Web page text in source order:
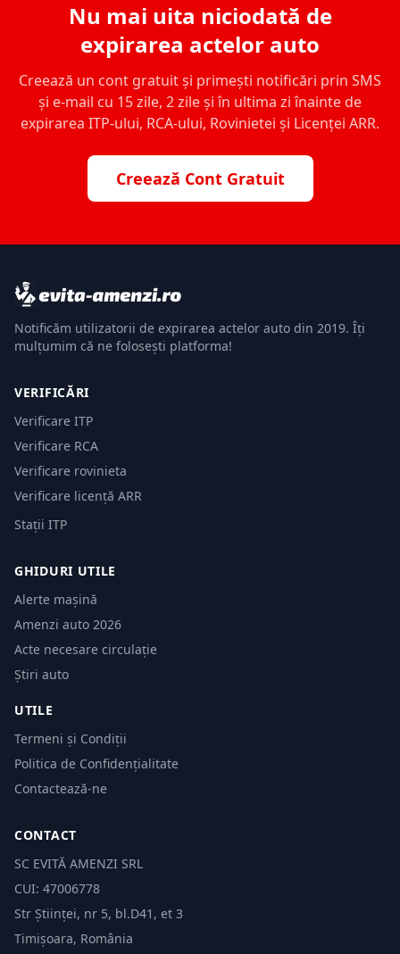
Nu mai uita niciodată de
expirarea actelor auto
Creează un cont gratuit și primești notificări prin SMS
și e-mail cu 15 zile, 2 zile și în ultima zi înainte de
expirarea ITP-ului, RCA-ului, Rovinietei și Licenței ARR.
Creează Cont Gratuit
Notificăm utilizatorii de expirarea actelor auto din 2019. Îți
mulțumim că ne folosești platforma!
VERIFICĂRI
Verificare ITP
Verificare RCA
Verificare rovinieta
Verificare licență ARR
Stații ITP
GHIDURI UTILE
Alerte mașină
Amenzi auto 2026
Acte necesare circulație
Știri auto
UTILE
Termeni și Condiții
Politica de Confidențialitate
Contactează-ne
CONTACT
SC EVITĂ AMENZI SRL
CUI: 47006778
Str Științei, nr 5, bl.D41, et 3
Timișoara, România